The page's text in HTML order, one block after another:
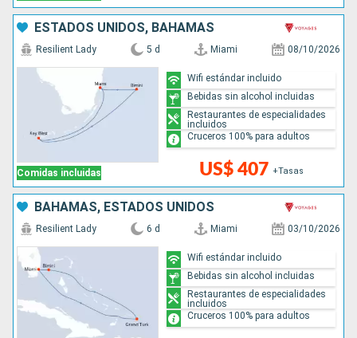
ESTADOS UNIDOS, BAHAMAS
Comidas incluidas
Resilient Lady 5 d Miami 08/10/2026
US$ 407 +Tasas
Wifi estándar incluido
Bebidas sin alcohol incluidas
Restaurantes de especialidades
incluidos
Cruceros 100% para adultos
BAHAMAS, ESTADOS UNIDOS
Resilient Lady 6 d Miami 03/10/2026
Wifi estándar incluido
Bebidas sin alcohol incluidas
Restaurantes de especialidades
incluidos
Cruceros 100% para adultos